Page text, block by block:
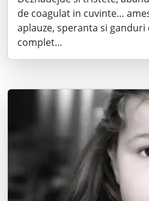
de coagulat in cuvinte…
aplauze, speranta si
complet…